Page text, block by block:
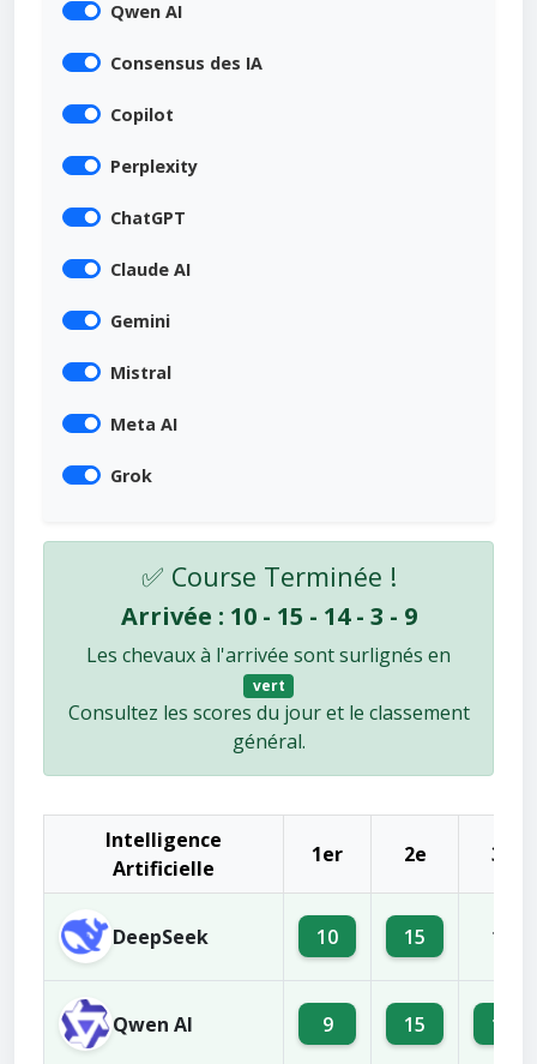
Qwen AI
Consensus des IA
Copilot
Perplexity
ChatGPT
Claude AI
Gemini
Mistral
Meta AI
Grok
✅ Course Terminée !
Arrivée : 10 - 15 - 14 - 3 - 9
Les chevaux à l'arrivée sont surlignés en
vert
Consultez les scores du jour et le classement
général.
Intelligence
Artificielle
1er 2e 3e
DeepSeek 10 15 13
Qwen AI 9 15 10